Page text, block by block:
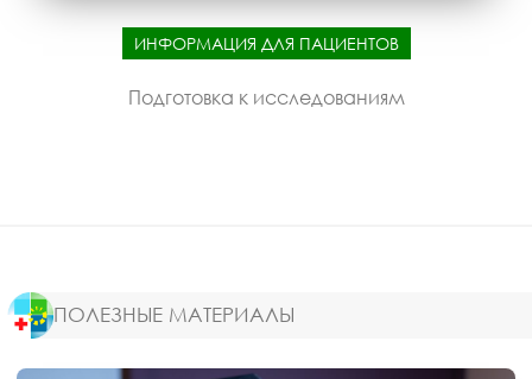
ИНФОРМАЦИЯ ДЛЯ ПАЦИЕНТОВ
Подготовка к исследованиям
ПОЛЕЗНЫЕ МАТЕРИАЛЫ